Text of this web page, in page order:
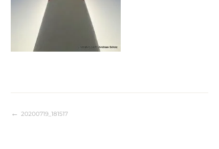
Beitragsnavigation
20200719_181517